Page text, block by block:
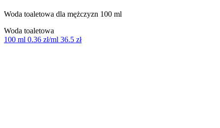
Woda toaletowa dla mężczyzn 100 ml
Woda toaletowa
100 ml 0.36 zł/ml 36.5 zł